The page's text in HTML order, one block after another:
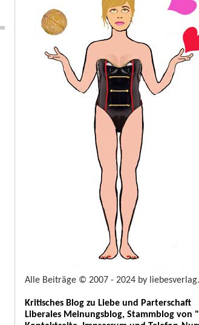
Alle Beiträge © 2007 - 2024 by
Kritisches Blog zu Liebe und Parterschaft
Liberales Meinungsblog, Stammblog von